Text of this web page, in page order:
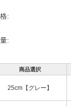
:
:
商品選択
25cm【グレー】